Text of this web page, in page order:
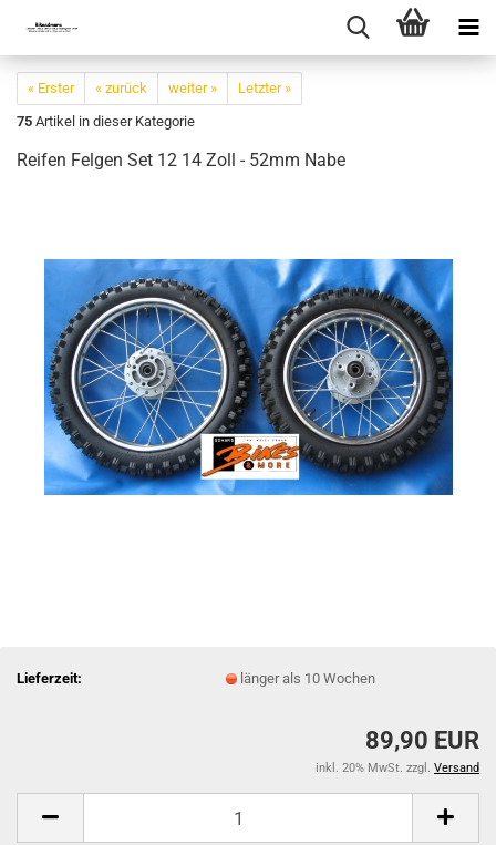
« Erster « zurück weiter »
Letzter »
75 Artikel in dieser Kategorie
Reifen Felgen Set 12 14 Zoll - 52mm Nabe
Lieferzeit: länger als 10 Wochen
89,90 EUR
inkl. 20% MwSt. zzgl. Versand